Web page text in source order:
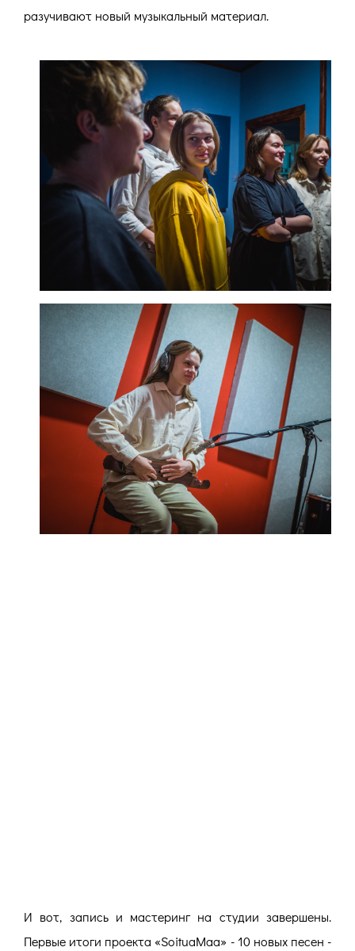
разучивают новый музыкальный материал.
И вот, запись и мастеринг на студии завершены.
Первые итоги проекта «SoituaMaa» - 10 новых песен -